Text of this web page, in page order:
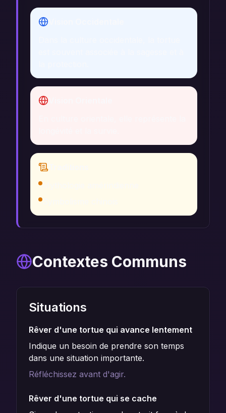
Contextes Communs
Situations
Rêver d'une tortue qui avance lentement
Indique un besoin de prendre son temps
dans une situation importante.
Réfléchissez avant d'agir.
Rêver d'une tortue qui se cache